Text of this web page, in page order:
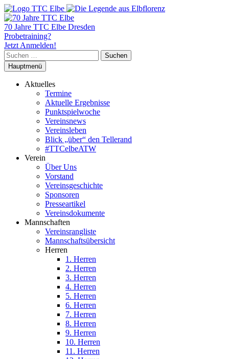
70 Jahre TTC Elbe Dresden
Probetraining?
Jetzt Anmelden!
Suchen
nach:
Hauptmenü
Aktuelles
Termine
Aktuelle Ergebnisse
Punktspielwoche
Vereinsnews
Vereinsleben
Blick „über“ den Tellerand
#TTCelbeATW
Verein
Über Uns
Vorstand
Vereinsgeschichte
Sponsoren
Presseartikel
Vereinsdokumente
Mannschaften
Vereinsrangliste
Mannschaftsübersicht
Herren
1. Herren
2. Herren
3. Herren
4. Herren
5. Herren
6. Herren
7. Herren
8. Herren
9. Herren
10. Herren
11. Herren